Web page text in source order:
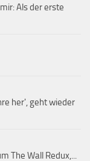
Als der erste
her', geht wieder
The Wall Redux,...